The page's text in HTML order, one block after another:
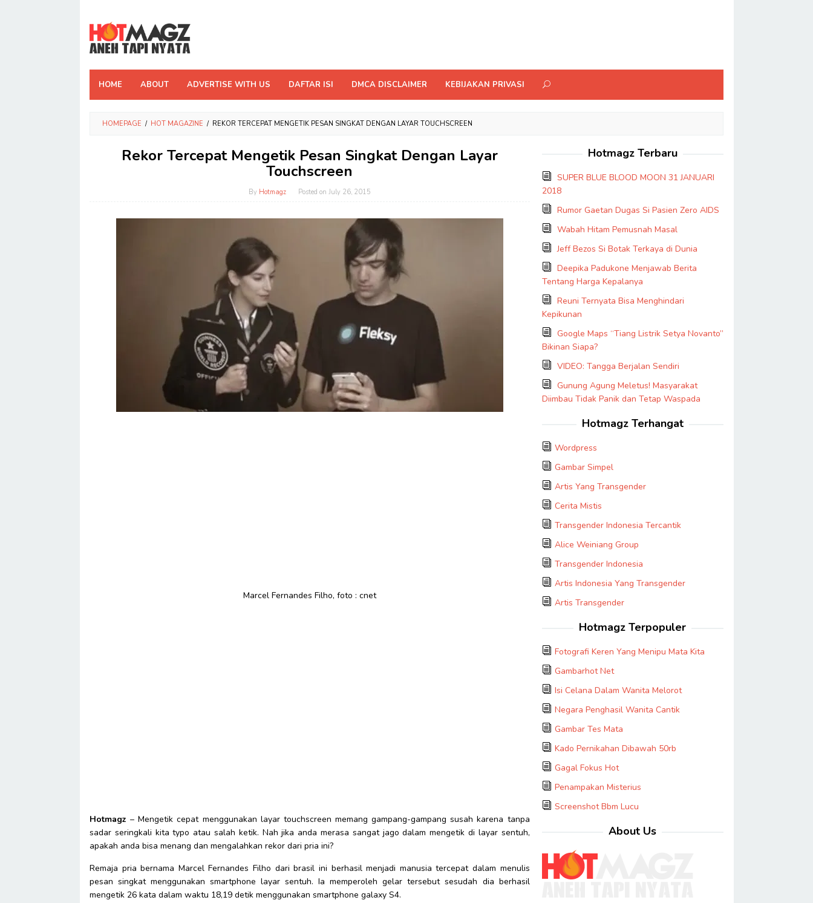
content
HOME ABOUT ADVERTISE WITH US DAFTAR ISI DMCA DISCLAIMER KEBIJAKAN PRIVASI
HOMEPAGE / HOT MAGAZINE / REKOR TERCEPAT MENGETIK PESAN SINGKAT DENGAN LAYAR TOUCHSCREEN
Rekor Tercepat Mengetik Pesan Singkat Dengan Layar
Touchscreen
By Hotmagz Posted on July 26, 2015
Marcel Fernandes Filho, foto : cnet
Hotmagz – Mengetik cepat menggunakan layar touchscreen memang gampang-gampang susah karena tanpa
sadar seringkali kita typo atau salah ketik. Nah jika anda merasa sangat jago dalam mengetik di layar sentuh,
apakah anda bisa menang dan mengalahkan rekor dari pria ini?
Remaja pria bernama Marcel Fernandes Filho dari brasil ini berhasil menjadi manusia tercepat dalam menulis
pesan singkat menggunakan smartphone layar sentuh. Ia memperoleh gelar tersebut sesudah dia berhasil
mengetik 26 kata dalam waktu 18,19 detik menggunakan smartphone galaxy S4.
Hotmagz Terbaru
SUPER BLUE BLOOD MOON 31 JANUARI
2018
Rumor Gaetan Dugas Si Pasien Zero AIDS
Wabah Hitam Pemusnah Masal
Jeff Bezos Si Botak Terkaya di Dunia
Deepika Padukone Menjawab Berita
Tentang Harga Kepalanya
Reuni Ternyata Bisa Menghindari
Kepikunan
Google Maps “Tiang Listrik Setya Novanto”
Bikinan Siapa?
VIDEO: Tangga Berjalan Sendiri
Gunung Agung Meletus! Masyarakat
Diimbau Tidak Panik dan Tetap Waspada
Hotmagz Terhangat
Wordpress
Gambar Simpel
Artis Yang Transgender
Cerita Mistis
Transgender Indonesia Tercantik
Alice Weiniang Group
Transgender Indonesia
Artis Indonesia Yang Transgender
Artis Transgender
Hotmagz Terpopuler
Fotografi Keren Yang Menipu Mata Kita
Gambarhot Net
Isi Celana Dalam Wanita Melorot
Negara Penghasil Wanita Cantik
Gambar Tes Mata
Kado Pernikahan Dibawah 50rb
Gagal Fokus Hot
Penampakan Misterius
Screenshot Bbm Lucu
About Us